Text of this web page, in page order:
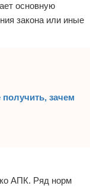
основную
закона или иные
зачем
АПК. Ряд норм